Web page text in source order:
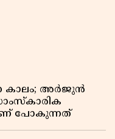
കാലം; അർജുൻ
പോകുന്നത്